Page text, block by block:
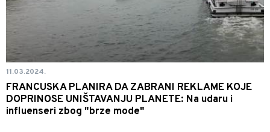
11.03.2024.
FRANCUSKA PLANIRA DA ZABRANI REKLAME KOJE
DOPRINOSE UNIŠTAVANJU PLANETE: Na udaru i
influenseri zbog "brze mode"